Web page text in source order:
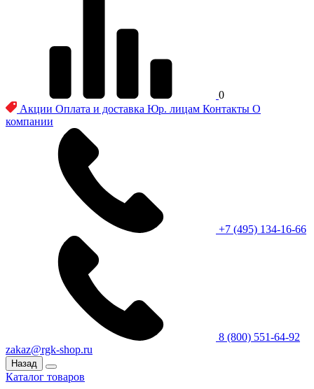
0
Акции Оплата и доставка Юр. лицам Контакты О
компании
+7 (495) 134-16-66
8 (800) 551-64-92
zakaz@rgk-shop.ru
Назад
Каталог товаров